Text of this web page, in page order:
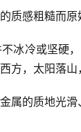
质感粗糙而原
冰冷或坚硬
方，太阳落山
属的质地光滑